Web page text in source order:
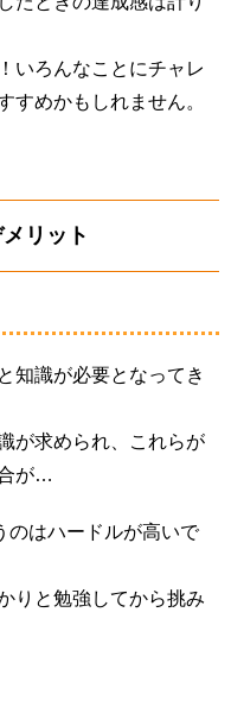
いろんなことにチャレ
すめかもしれません。
リット
知識が必要となってき
が求められ、これらが
が…
のはハードルが高いで
りと勉強してから挑み